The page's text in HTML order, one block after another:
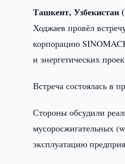
Ташкент,
Ходжаев провёл
корпорацию
и энергетических
Встреча состоялась в
Стороны обсудили
мусоросжигательных
эксплуатацию